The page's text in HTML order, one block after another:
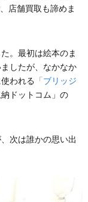
店舗買取も諦めま
。最初は絵本のま
したが、なかなか
われる 「ブリッジ
ドットコム」の
次は誰かの思い出